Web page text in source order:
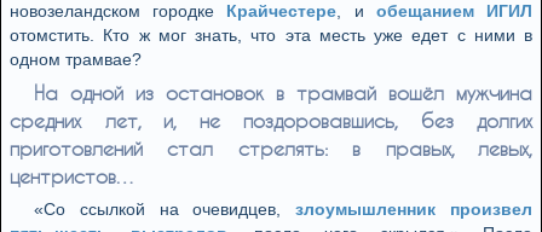
новозеландском городке Крайчестере , и обещанием ИГИЛ
отомстить. Кто ж мог знать, что эта месть уже едет с ними в
одном трамвае?
На одной из остановок в трамвай вошёл мужчина
средних лет, и, не поздоровавшись, без долгих
приготовлений стал стрелять: в правых, левых,
центристов…
«Со ссылкой на очевидцев,злоумышленник произвел